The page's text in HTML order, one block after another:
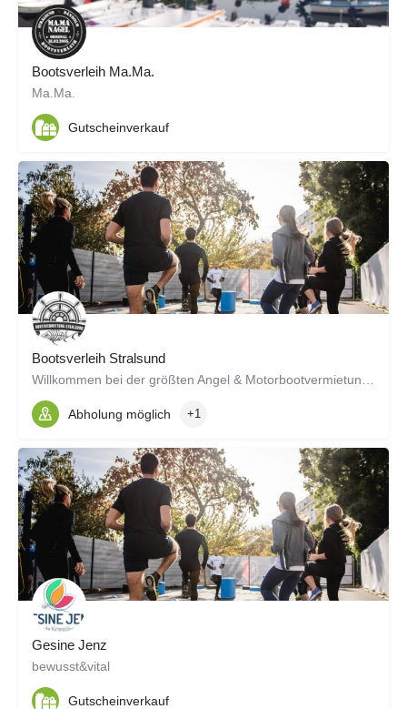
Bootsverleih Ma.Ma.
Ma.Ma.
Gutscheinverkauf
Bootsverleih Stralsund
Abholung möglich +1
Gesine Jenz
bewusst&vital
Gutscheinverkauf